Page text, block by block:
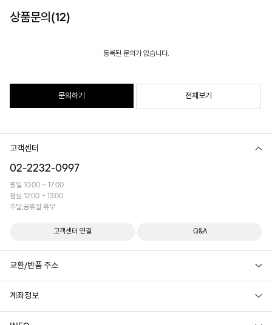
상품문의(12)
등록된 문의가 없습니다.
문의하기 전체보기
고객센터
02-2232-0997
평일 10:00 ~ 17:00
점심 12:00 ~ 13:00
주말,공휴일 휴무
고객센터 연결 Q&A
교환/반품 주소
계좌정보